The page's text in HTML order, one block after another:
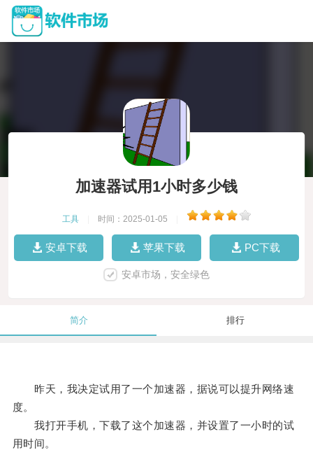
加速器试用1小时多少钱
工具 时间：2025-01-05
安卓下载 苹果下载 PC下载
安卓市场，安全绿色
简介 排行
昨天，我决定试用了一个加速器，据说可以提升网络速
度。
我打开手机，下载了这个加速器，并设置了一小时的试
用时间。